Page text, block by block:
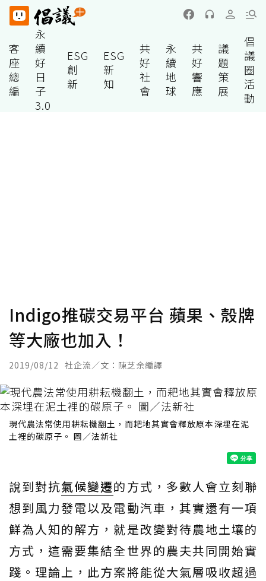
客
座
總
編
永
續
好
日
子
3.0
ESG
創
新
ESG
新
知
共
好
社
會
永
續
地
球
共
好
響
應
議
題
策
展
倡
議
圈
活
動
Indigo推碳交易平台 蘋果、殼牌
等大廠也加入！
2019/08/12 社企流／文：陳芝余編譯
現代農法常使用耕耘機翻土，而耙地其實會釋放原本深埋在泥
土裡的碳原子。 圖／法新社
說到對抗氣候變遷的方式，多數人會立刻聯
想到風力發電以及電動汽車，其實還有一項
鮮為人知的解方，就是改變對待農地土壤的
方式，這需要集結全世界的農夫共同開始實
踐。理論上，此方案將能從大氣層吸收超過